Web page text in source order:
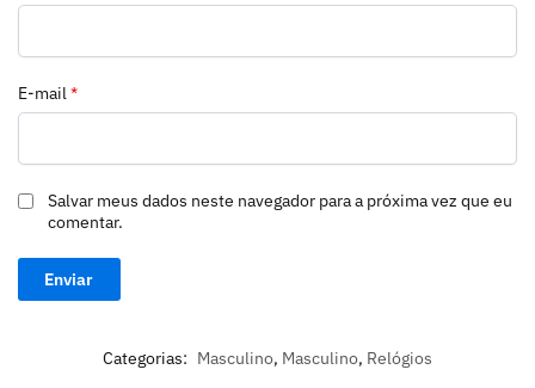
E-mail*
Salvar meus dados neste navegador para a próxima vez que eu
comentar.
Categorias: Masculino, Masculino, Relógios